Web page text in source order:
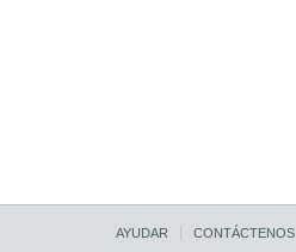
AYUDAR CONTÁCTENOS